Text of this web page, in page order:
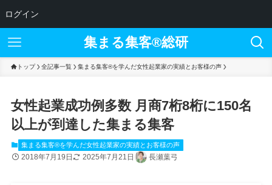
ログイン
集まる集客®︎総研
トップ 全記事一覧 集まる集客®を学んだ女性起業家の実績とお客様の声
女性起業成功例多数 月商7桁8桁に150名
以上が到達した集まる集客
集まる集客®を学んだ女性起業家の実績とお客様の声
2018年7月19日 2025年7月21日 長瀬葉弓